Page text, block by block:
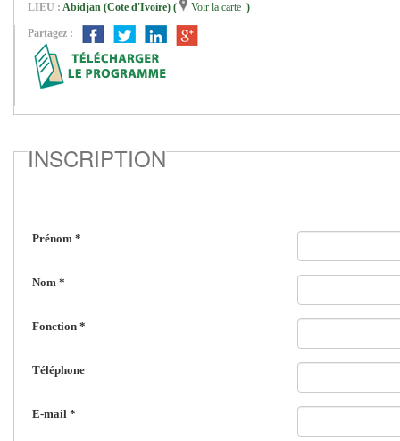
LIEU : Abidjan (Cote d'Ivoire) ( Voir la carte )
Partagez :
INSCRIPTION
Prénom *
Nom *
Fonction *
Téléphone
E-mail *